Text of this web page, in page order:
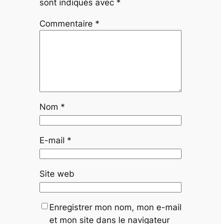
sont indiqués avec *
Commentaire *
Nom *
E-mail *
Site web
Enregistrer mon nom, mon e-mail
et mon site dans le navigateur